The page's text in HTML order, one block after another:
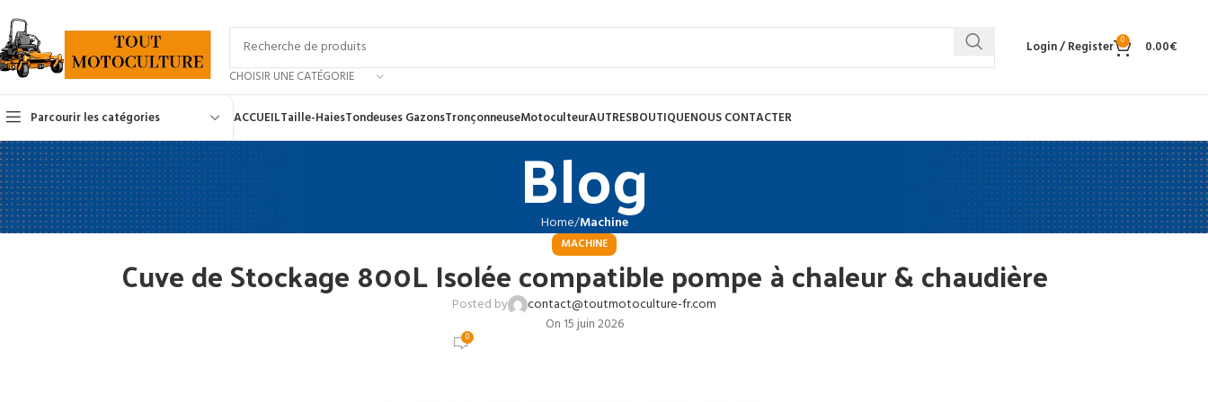
CHOISIR UNE CATÉGORIE
Login / Register 0 0.00€
Parcourir les catégories ACCUEILTaille-HaiesTondeuses GazonsTronçonneuseMotoculteurAUTRESBOUTIQUENOUS CONTACTER
Blog
Home Machine
MACHINE
Cuve de Stockage 800L Isolée compatible pompe à chaleur & chaudière
Posted by
contact@toutmotoculture-fr.com
On 15 juin 2026
0